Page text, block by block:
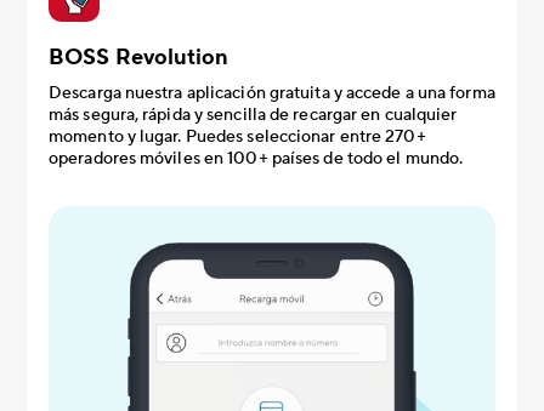
BOSS Revolution
Descarga nuestra aplicación gratuita y accede a una forma
más segura, rápida y sencilla de recargar en cualquier
momento y lugar. Puedes seleccionar entre 270+
operadores móviles en 100+ países de todo el mundo.